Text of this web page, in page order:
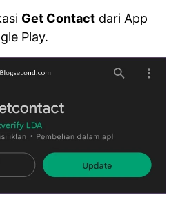
Get Contact dari App
Play.